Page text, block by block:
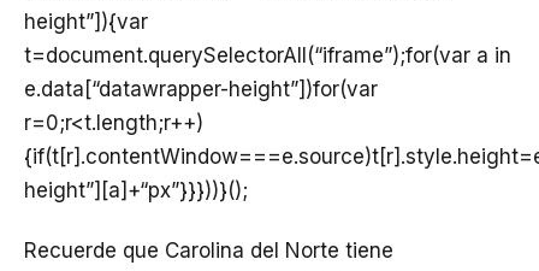
height”]){var
t=document.querySelectorAll(“iframe”);for(var a in
e.data[“datawrapper-height”])for(var
r=0;r<t.length;r++)
height”][a]+“px”}}}))}();
Recuerde que Carolina del Norte tiene